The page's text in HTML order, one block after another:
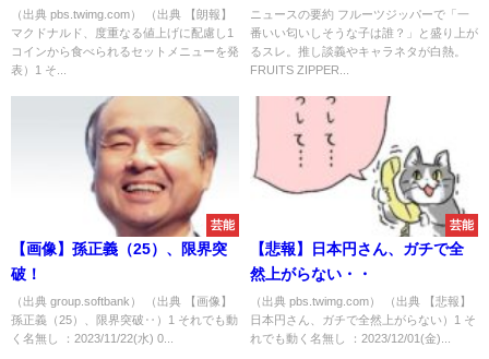
べられるセットメニューを発表
（出典 pbs.twimg.com） （出典 【朗報】
マクドナルド、度重なる値上げに配慮し1
コインから食べられるセットメニューを発
表）1 そ...
ニュースの要約 フルーツジッパーで「一
番いい匂いしそうな子は誰？」と盛り上が
るスレ。推し談義やキャラネタが白熱。
FRUITS ZIPPER...
芸能
【画像】孫正義（25）、限界突
破！
（出典 group.softbank） （出典 【画像】
孫正義（25）、限界突破‥）1 それでも動
く名無し ：2023/11/22(水) 0...
芸能
【悲報】日本円さん、ガチで全
然上がらない・・
（出典 pbs.twimg.com） （出典 【悲報】
日本円さん、ガチで全然上がらない）1 そ
れでも動く名無し ：2023/12/01(金)...